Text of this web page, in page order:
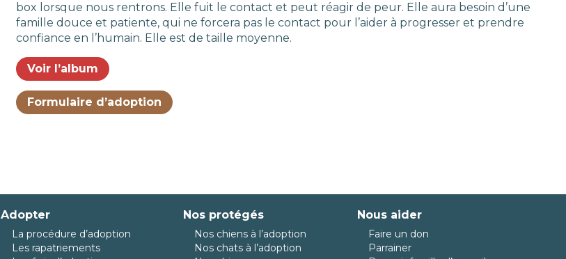
box lorsque nous rentrons. Elle fuit le contact et peut réagir de peur. Elle aura besoin d’une
famille douce et patiente, qui ne forcera pas le contact pour l’aider à progresser et prendre
confiance en l’humain. Elle est de taille moyenne.
Voir l’album
Formulaire d’adoption
Adopter
La procédure d’adoption
Les rapatriements
Nos protégés
Nos chiens à l’adoption
Nos chats à l’adoption
Nous aider
Faire un don
Parrainer